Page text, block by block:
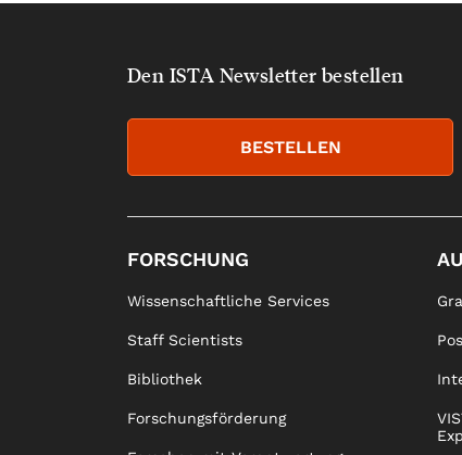
Den ISTA Newsletter bestellen
BESTELLEN
FORSCHUNG
Wissenschaftliche Services
Staff Scientists
Bibliothek
Forschungsförderung